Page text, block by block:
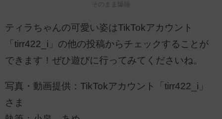
そのまま爆睡
ティラちゃんの可愛い姿はTikTokアカウント
「tirr422_i」の他の投稿からチェックすることが
できます！ぜひ遊びに行ってみてくださいね。
写真・動画提供：TikTokアカウント「tirr422_i」
さま